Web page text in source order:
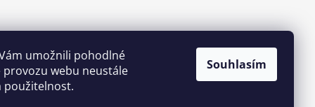
umožnili pohodlné
webu neustále
použitelnost.
Souhlasím